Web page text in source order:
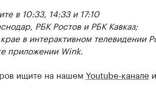
в 10:33, 14:33 и 17:10
РБК Ростов и РБК Кавказ;
в интерактивном телевидении
приложении Wink.
ищите на нашем Youtube-канале и